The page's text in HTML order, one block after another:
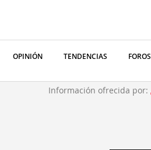
OPINIÓN TENDENCIAS FOROS
Información ofrecida por: